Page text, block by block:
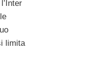
limita